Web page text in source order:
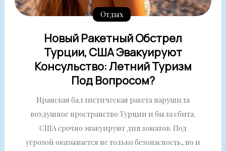
Отдых
Новый Ракетный Обстрел
Турции, США Эвакуируют
Консульство: Летний Туризм
Под Вопросом?
Иранская баллистическая ракета нарушила
воздушное пространство Турции и была сбита.
США срочно эвакуируют дипломатов. Под
угрозой оказывается не только безопасность, но и